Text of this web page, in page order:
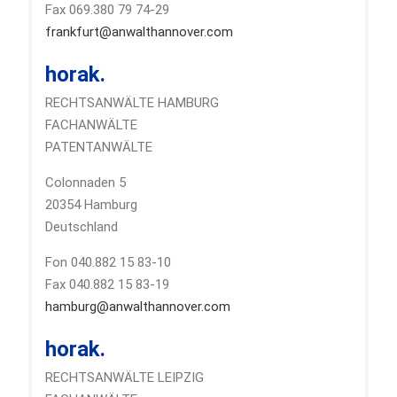
Fax 069.380 79 74-29
frankfurt@anwalthannover.com
horak.
RECHTSANWÄLTE HAMBURG
FACHANWÄLTE
PATENTANWÄLTE
Colonnaden 5
20354 Hamburg
Deutschland
Fon 040.882 15 83-10
Fax 040.882 15 83-19
hamburg@anwalthannover.com
horak.
RECHTSANWÄLTE LEIPZIG